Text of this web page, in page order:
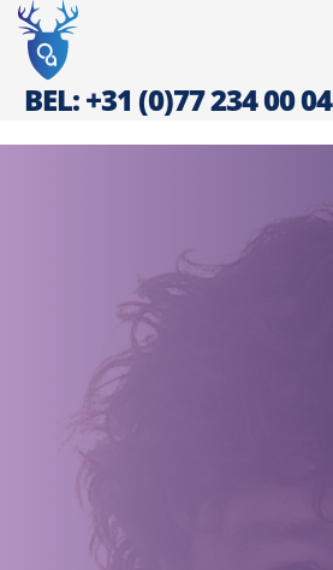
BEL: +31 (0)77 234 00 04